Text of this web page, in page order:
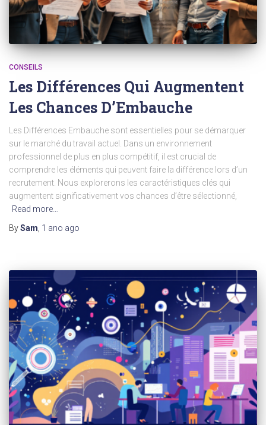
CONSEILS
Les Différences Qui Augmentent
Les Chances D’Embauche
Les Différences Embauche sont essentielles pour se démarquer
sur le marché du travail actuel. Dans un environnement
professionnel de plus en plus compétitif, il est crucial de
comprendre les éléments qui peuvent faire la différence lors d’un
recrutement. Nous explorerons les caractéristiques clés qui
augmentent significativement vos chances d’être sélectionné,
Read more…
BySam 1 ano ago